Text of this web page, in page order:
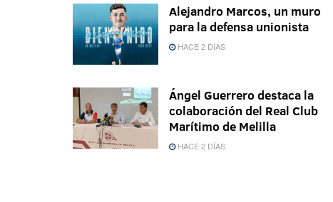
Alejandro Marcos, un muro
para la defensa unionista
HACE 2 DÍAS
Ángel Guerrero destaca la
colaboración del Real Club
Marítimo de Melilla
HACE 2 DÍAS